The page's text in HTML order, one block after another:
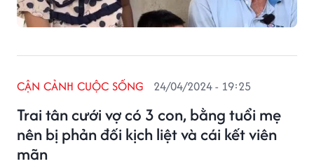
Trai tân cưới vợ có 3 con, bằng tuổi mẹ
nên bị phản đối kịch liệt và cái kết viên
mãn
CẬN CẢNH CUỘC SỐNG 24/04/2024 - 19:25